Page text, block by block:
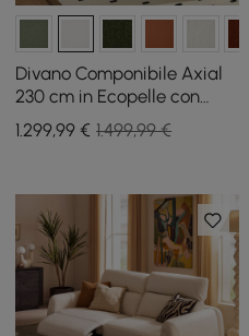
Divano Componibile Axial
230 cm in Ecopelle con
Pouf e Gambe Dorate
1.299,99 € 1.499,99 €